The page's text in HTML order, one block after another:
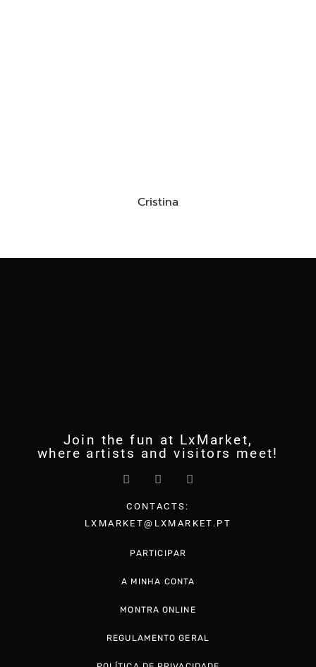
Cristina
Join the fun at LxMarket,
where artists and visitors meet!
CONTACTS:
LXMARKET@LXMARKET.PT
PARTICIPAR
A MINHA CONTA
MONTRA ONLINE
REGULAMENTO GERAL